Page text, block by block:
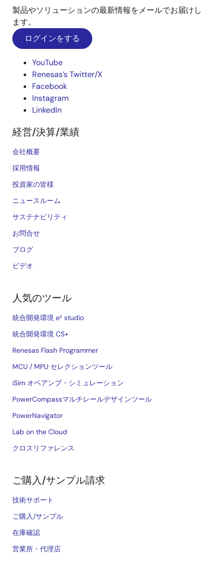
製品やソリューションの最新情報をメールでお届けし
ます。
ログインをする
YouTube
Renesas’s Twitter/X
Facebook
Instagram
LinkedIn
経営/決算/業績
会社概要
採用情報
投資家の皆様
ニュースルーム
サステナビリティ
お問合せ
ブログ
ビデオ
人気のツール
統合開発環境 e² studio
統合開発環境 CS+
Renesas Flash Programmer
MCU / MPU セレクションツール
iSim オペアンプ・シミュレーション
PowerCompassマルチレールデザインツール
PowerNavigator
Lab on the Cloud
クロスリファレンス
ご購入/サンプル請求
技術サポート
ご購入/サンプル
在庫確認
営業所・代理店